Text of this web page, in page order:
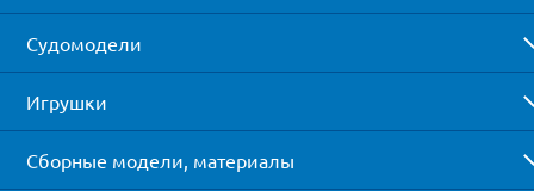
Судомодели
Игрушки
Сборные модели, материалы